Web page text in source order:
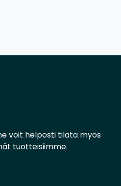
voit helposti tilata myös
tuotteisiimme.